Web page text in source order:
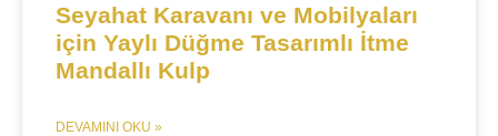
Seyahat Karavanı ve Mobilyaları
için Yaylı Düğme Tasarımlı İtme
Mandallı Kulp
DEVAMINI OKU »